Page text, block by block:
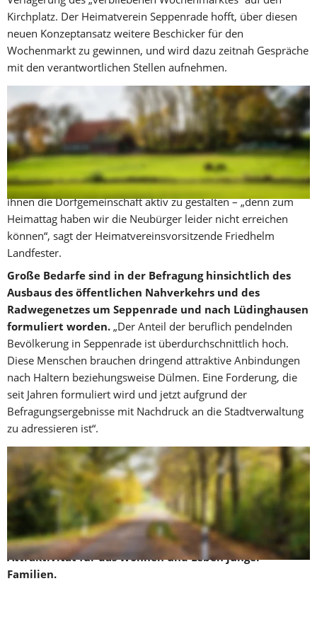
Kirchplatz. Der Heimatverein Seppenrade hofft, über diesen
neuen Konzeptansatz weitere Beschicker für den
Wochenmarkt zu gewinnen, und wird dazu zeitnah Gespräche
mit den verantwortlichen Stellen aufnehmen.
Neubürger integrieren
Weiter sind Veranstaltungen auf dem Kirchplatz
gewünscht, um sich zu treffen, wiederzusehen oder
kennenzulernen. Das wäre zudem eine hervorragende
Plattform, um insbesondere die neu zugezogenen Bürger in
Seppenrade besser zu integrieren und so gemeinsam mit
ihnen die Dorfgemeinschaft aktiv zu gestalten – „denn zum
Heimattag haben wir die Neubürger leider nicht erreichen
können“, sagt der Heimatvereinsvorsitzende Friedhelm
Landfester.
Große Bedarfe sind in der Befragung hinsichtlich des
Ausbaus des öffentlichen Nahverkehrs und des
Radwegenetzes um Seppenrade und nach Lüdinghausen
formuliert worden. „Der Anteil der beruflich pendelnden
Bevölkerung in Seppenrade ist überdurchschnittlich hoch.
Diese Menschen brauchen dringend attraktive Anbindungen
nach Haltern beziehungsweise Dülmen. Eine Forderung, die
seit Jahren formuliert wird und jetzt aufgrund der
Befragungsergebnisse mit Nachdruck an die Stadtverwaltung
zu adressieren ist“.
Er werde die Details der Bevölkerungsbefragung jetzt der
Verwaltung vorstellen und konkrete Handlungsbedarfe
formulieren. Seppenrade will attraktives, dörfliches Wohnen
fördern – dazu sind aber zwingende Reformen erforderlich.
Seppenrade soll wieder Dorf werden, mit einer
ökologisch sinnvollen Infrastruktur und einer hohen
Attraktivität für das Wohnen und Leben junger
Familien.